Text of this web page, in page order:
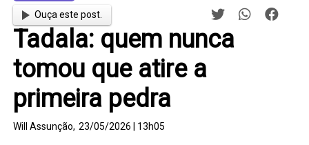
Ouça este post.
Tadala: quem nunca
tomou que atire a
primeira pedra
Will Assunção, 23/05/2026 | 13h05